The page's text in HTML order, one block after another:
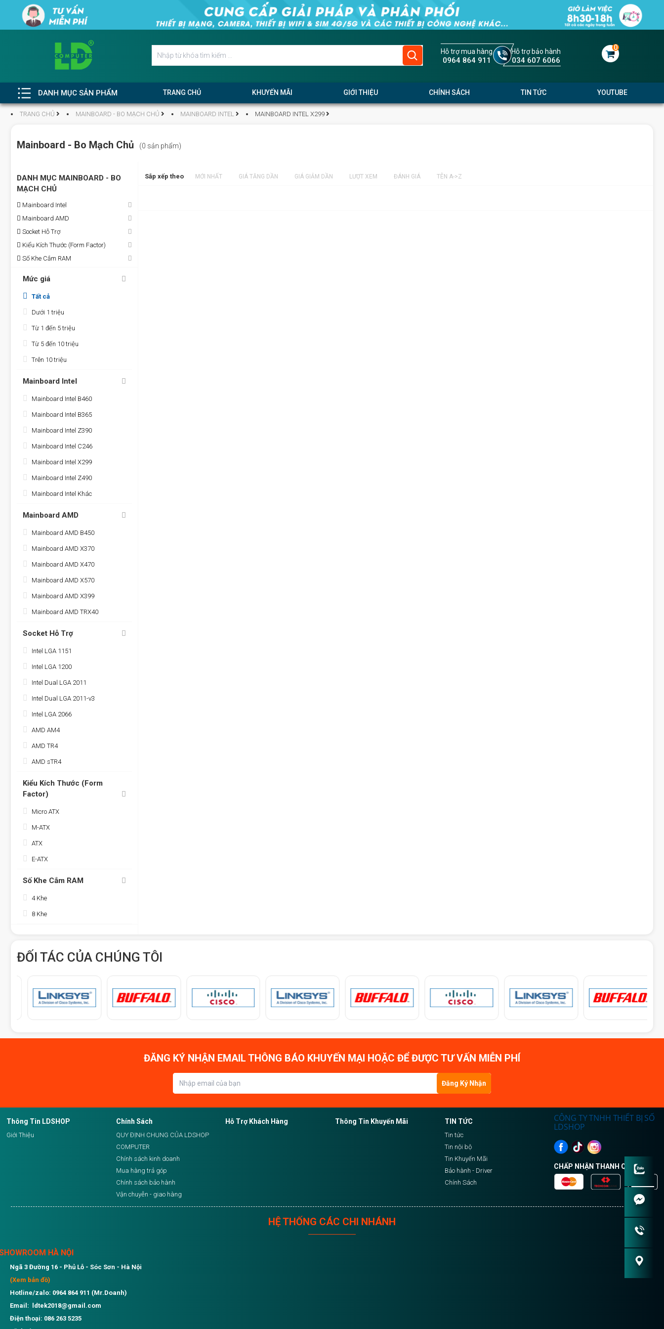
Hỗ trợ mua hàng
0964 864 911
Hỗ trợ bảo hành
034 607 6066
0
DANH MỤC SẢN PHẨM TRANG CHỦ KHUYẾN MÃI GIỚI THIỆU CHÍNH SÁCH TIN TỨC YOUTUBE
TRANG CHỦ MAINBOARD - BO MẠCH CHỦ MAINBOARD INTEL MAINBOARD INTEL X299
Mainboard - Bo Mạch Chủ (0 sản phẩm)
DANH MỤC MAINBOARD - BO
MẠCH CHỦ
Mainboard Intel
Mainboard AMD
Socket Hỗ Trợ
Kiểu Kích Thước (Form Factor)
Số Khe Cắm RAM
Mức giá
Tất cả
Dưới 1 triệu
Từ 1 đến 5 triệu
Từ 5 đến 10 triệu
Trên 10 triệu
Mainboard Intel
Mainboard Intel B460
Mainboard Intel B365
Mainboard Intel Z390
Mainboard Intel C246
Mainboard Intel X299
Mainboard Intel Z490
Mainboard Intel Khác
Mainboard AMD
Mainboard AMD B450
Mainboard AMD X370
Mainboard AMD X470
Mainboard AMD X570
Mainboard AMD X399
Mainboard AMD TRX40
Socket Hỗ Trợ
Intel LGA 1151
Intel LGA 1200
Intel Dual LGA 2011
Intel Dual LGA 2011-v3
Intel LGA 2066
AMD AM4
AMD TR4
AMD sTR4
Kiểu Kích Thước (Form
Factor)
Micro ATX
M-ATX
ATX
E-ATX
Số Khe Cắm RAM
4 Khe
8 Khe
Sắp xếp theo MỚI NHẤT GIÁ TĂNG DẦN GIÁ GIẢM DẦN LƯỢT XEM ĐÁNH GIÁ TÊN A->Z
ĐỐI TÁC CỦA CHÚNG TÔI
ĐĂNG KÝ NHẬN EMAIL THÔNG BÁO KHUYẾN MẠI HOẶC ĐỂ ĐƯỢC TƯ VẤN MIỄN PHÍ
Đăng Ký Nhận
Thông Tin LDSHOP
Giới Thiệu
Chính Sách
QUY ĐỊNH CHUNG CỦA LDSHOP
COMPUTER
Chính sách kinh doanh
Mua hàng trả góp
Chính sách bảo hành
Vận chuyễn - giao hàng
Hỗ Trợ Khách Hàng Thông Tin Khuyến Mãi TIN TỨC
Tin tức
Tin nội bộ
Tin Khuyến Mãi
Bảo hành - Driver
Chính Sách
CÔNG TY TNHH THIẾT BỊ SỐ
LDSHOP
CHẤP NHẬN THANH QUA:
HỆ THỐNG CÁC CHI NHÁNH
HÀ NỘI
Ngã 3 Đường 16 - Phủ Lỗ - Sóc Sơn - Hà Nội
(Xem bản đồ)
Hotline/zalo: 0964 864 911 (Mr.Doanh)
Email: ldtek2018@gmail.com
Điện thoại: 086 263 5235